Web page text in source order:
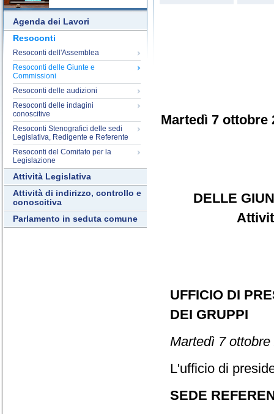
Agenda dei Lavori
Resoconti
Resoconti dell'Assemblea
Resoconti delle Giunte e
Commissioni
Resoconti delle audizioni
Resoconti delle indagini
conoscitive
Resoconti Stenografici delle sedi
Legislativa, Redigente e Referente
Resoconti del Comitato per la
Legislazione
Attività Legislativa
Attività di indirizzo, controllo e
conoscitiva
Parlamento in seduta comune
Martedì 7 ottobre
DELLE
UFFICIO DI
DEI GRUPPI
Martedì 7 ottobre
L'ufficio di
SEDE